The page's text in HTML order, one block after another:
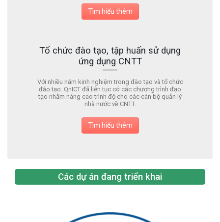
Tìm hiểu thêm
Tổ chức đào tạo, tập huấn sử dụng
ứng dụng CNTT
Với nhiều năm kinh nghiệm trong đào tạo và tổ chức
đào tạo. QnICT đã liên tục có các chương trình đạo
tạo nhằm nâng cao trình độ cho các cán bộ quản lý
nhà nước về CNTT.
Tìm hiểu thêm
Các dự án đang triển khai